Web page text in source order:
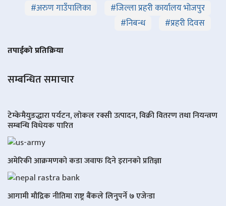
#अरुण गाउँपालिका #जिल्ला प्रहरी कार्यालय भोजपुर
#निबन्ध #प्रहरी दिवस
तपाईको प्रतिक्रिया
सम्बन्धित समाचार
टेम्केमैयुङद्धारा पर्यटन, लोकल रक्सी उत्पादन, विक्री वितरण तथा नियन्त्रण
सम्बन्धि विधेयक पारित
अमेरिकी आक्रमणको कडा जवाफ दिने इरानको प्रतिज्ञा
आगामी मौद्रिक नीतिमा राष्ट्र बैंकले लिनुपर्ने ७ एजेन्डा